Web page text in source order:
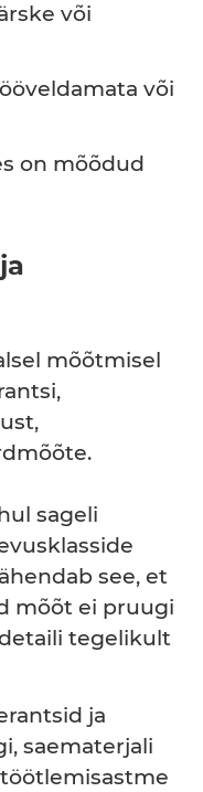
või
või
on mõõdud
mõõtmisel
sageli
see, et
mõõt ei pruugi
tegelikult
ja
saematerjali